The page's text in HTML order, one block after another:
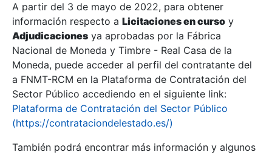
Mostrar/Ocultar
A partir del 3 de mayo de 2022, para obtener
información respecto a Licitaciones en curso y
Adjudicaciones ya aprobadas por la Fábrica
Nacional de Moneda y Timbre - Real Casa de la
Moneda, puede acceder al perfil del contratante del
a FNMT-RCM en la Plataforma de Contratación del
Sector Público accediendo en el siguiente link:
Plataforma de Contratación del Sector Público
(https://contrataciondelestado.es/)
También podrá encontrar más información y algunos